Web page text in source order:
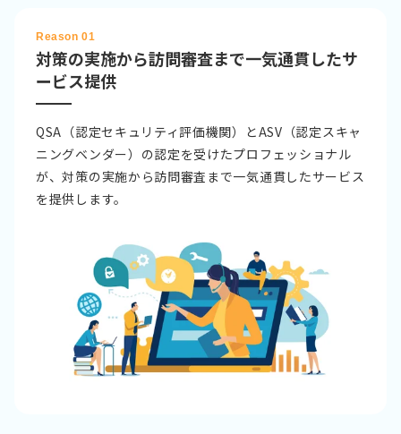
Reason 01
対策の実施から訪問審査まで一気通貫したサ
ービス提供
QSA（認定セキュリティ評価機関）とASV（認定スキャ
ニングベンダー）の認定を受けたプロフェッショナル
が、対策の実施から訪問審査まで一気通貫したサービス
を提供します。